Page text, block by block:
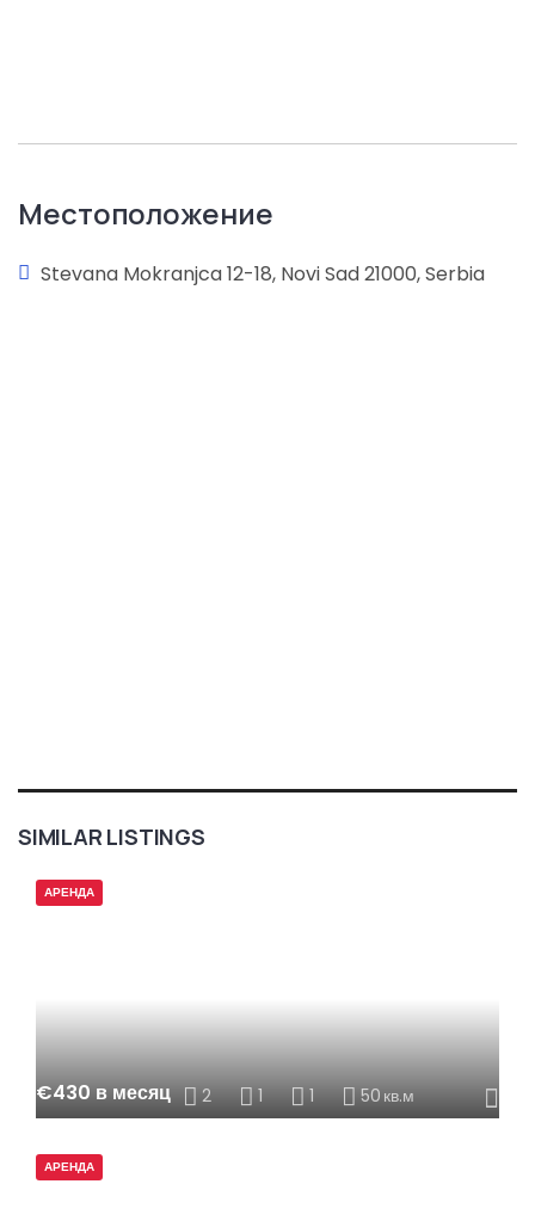
Местоположение
Stevana Mokranjca 12-18, Novi Sad 21000, Serbia
SIMILAR LISTINGS
АРЕНДА
€430 в месяц 2 1 1 50 кв.м
АРЕНДА